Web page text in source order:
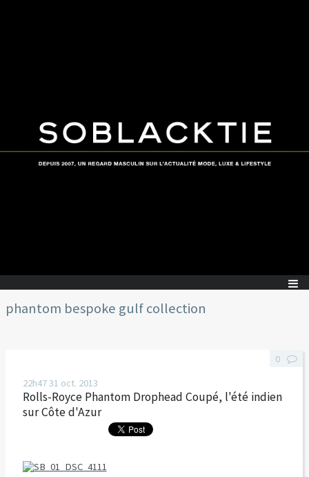
phantom bespoke gulf collection
22h4731 oct. 2013
Rolls-Royce Phantom Drophead Coupé, l'été indien
sur Côte d'Azur
0